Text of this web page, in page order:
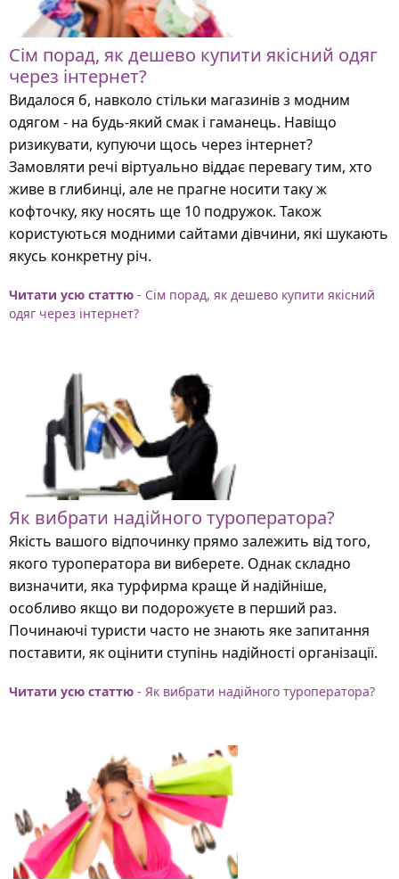
Сім порад, як дешево купити якісний одяг
через інтернет?
Видалося б, навколо стільки магазинів з модним
одягом - на будь-який смак і гаманець. Навіщо
ризикувати, купуючи щось через інтернет?
Замовляти речі віртуально віддає перевагу тим, хто
живе в глибинці, але не прагне носити таку ж
кофточку, яку носять ще 10 подружок. Також
користуються модними сайтами дівчини, які шукають
якусь конкретну річ.
Читати усю статтю - Сім порад, як дешево купити якісний
одяг через інтернет?
Як вибрати надійного туроператора?
Якість вашого відпочинку прямо залежить від того,
якого туроператора ви виберете. Однак складно
визначити, яка турфирма краще й надійніше,
особливо якщо ви подорожуєте в перший раз.
Починаючі туристи часто не знають яке запитання
поставити, як оцінити ступінь надійності організації.
Читати усю статтю - Як вибрати надійного туроператора?